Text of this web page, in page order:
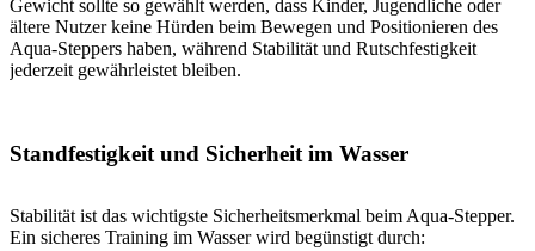
Gewicht sollte so gewählt werden, dass Kinder, Jugendliche oder
ältere Nutzer keine Hürden beim Bewegen und Positionieren des
Aqua-Steppers haben, während Stabilität und Rutschfestigkeit
jederzeit gewährleistet bleiben.
Standfestigkeit und Sicherheit im Wasser
Stabilität ist das wichtigste Sicherheitsmerkmal beim Aqua-Stepper.
Ein sicheres Training im Wasser wird begünstigt durch: